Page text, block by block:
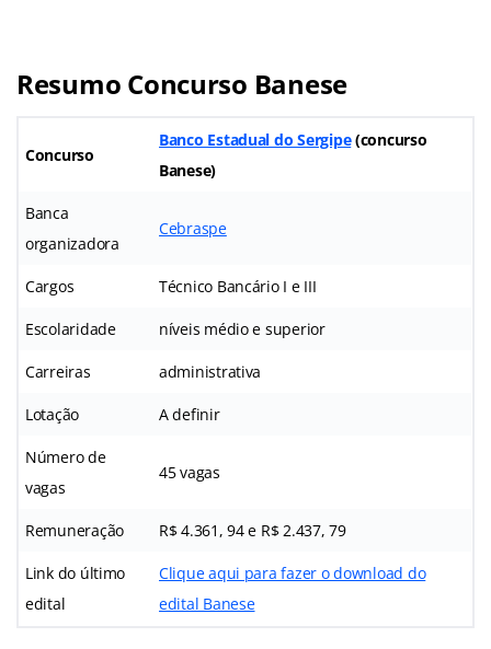
Resumo Concurso Banese
Concurso
Banco Estadual do Sergipe(concurso
Banese)
Banca
organizadora
Cebraspe
Cargos Técnico Bancário I e III
Escolaridade níveis médio e superior
Carreiras administrativa
Lotação A definir
Número de
vagas
45 vagas
Remuneração R$ 4.361, 94 e R$ 2.437, 79
Link do último
edital
Clique aqui para fazer o download do
edital Banese